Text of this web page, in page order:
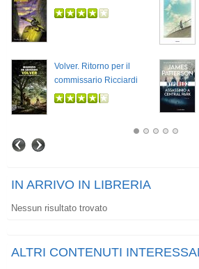
Volver. Ritorno per il
commissario Ricciardi
IN ARRIVO IN LIBRERIA
Nessun risultato trovato
ALTRI CONTENUTI